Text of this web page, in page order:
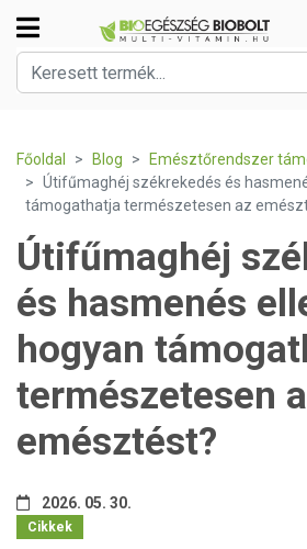
Főoldal Blog
Emésztőrendszer
Útifűmaghéj székrekedés és
támogathatja természetesen az
Útifűmaghéj
és hasmenés
hogyan
természetesen
emésztést?
2026. 05. 30.
Cikkek